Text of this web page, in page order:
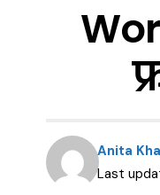
Last
Anita